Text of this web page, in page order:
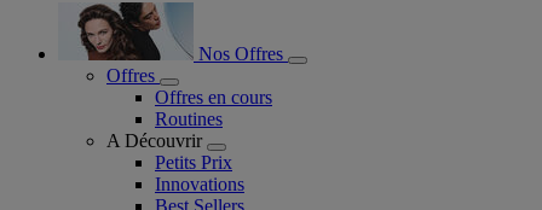
Nos Offres
Offres
Offres en cours
Routines
A Découvrir
Petits Prix
Innovations
Best Sellers